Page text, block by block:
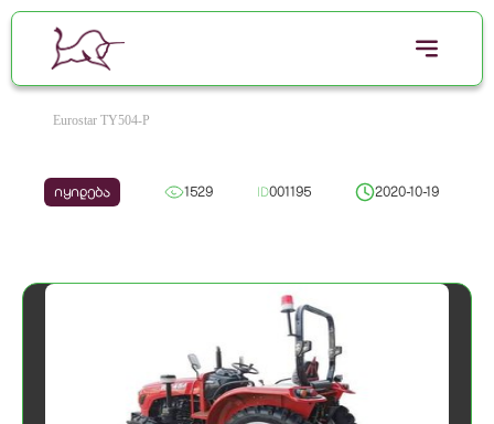
Eurostar TY504-P
იყიდება 1529 ID001195 2020-10-19